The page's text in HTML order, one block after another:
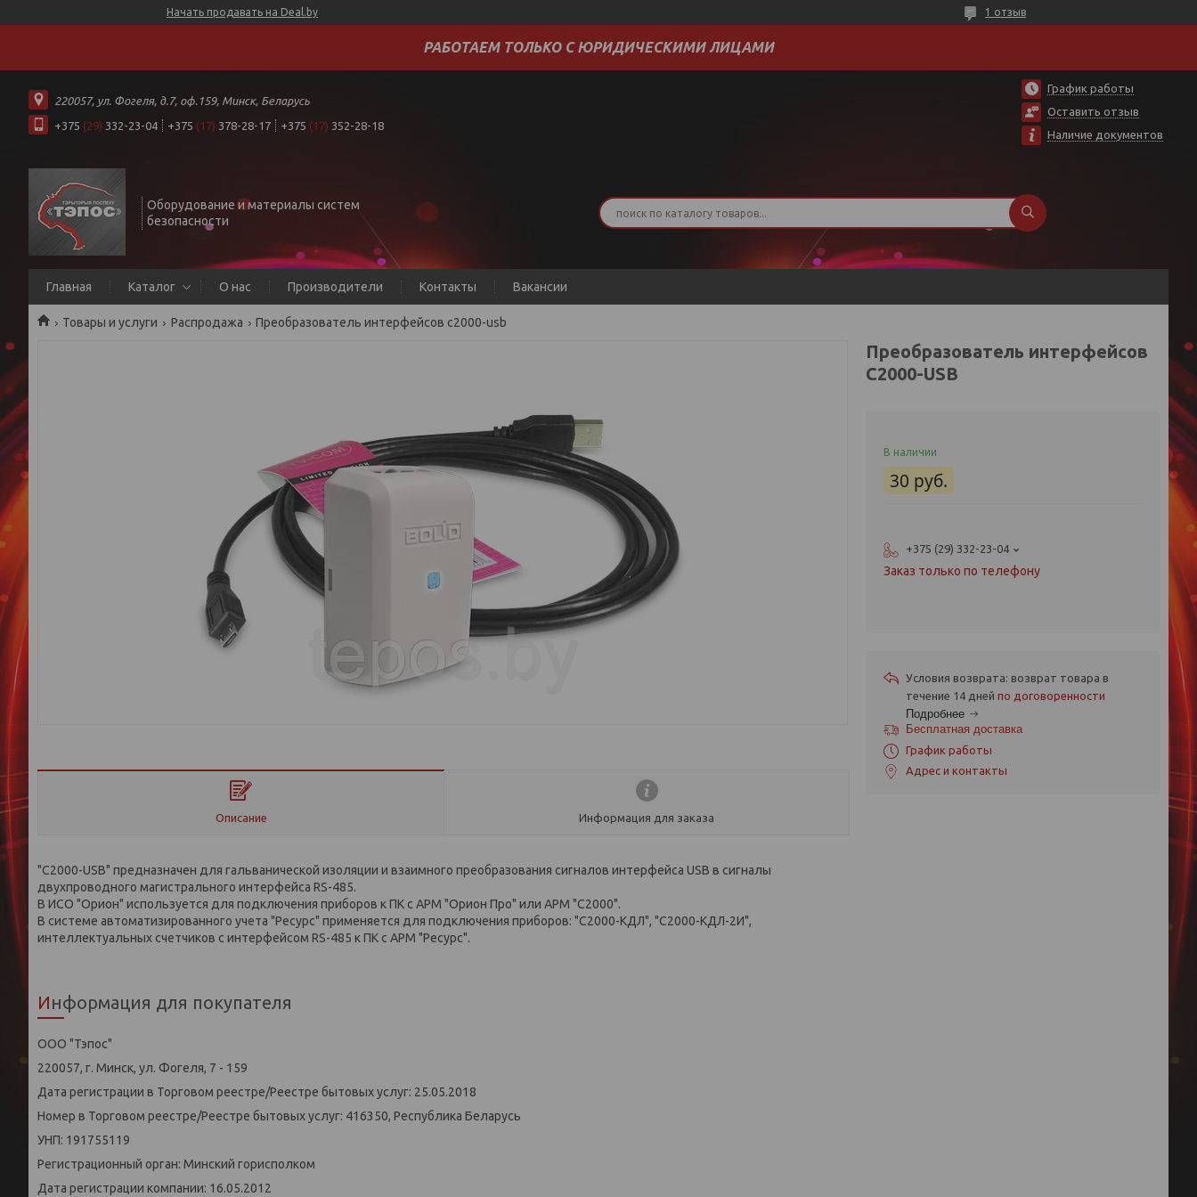
Начать продавать на Deal.by 1 отзыв
РАБОТАЕМ ТОЛЬКО С ЮРИДИЧЕСКИМИ ЛИЦАМИ
220057, ул. Фогеля, д.7, оф.159, Минск, Беларусь
+375 (29) 332-23-04 +375 (17) 378-28-17 +375 (17) 352-28-18
График работы
Оставить отзыв
Наличие документов
Оборудование и материалы систем
безопасности
Главная Каталог О нас Производители Контакты Вакансии
Товары и услуги Распродажа Преобразователь интерфейсов с2000-usb
Описание Информация для заказа
"С2000-USB" предназначен для гальванической изоляции и взаимного преобразования сигналов интерфейса USB в сигналы
двухпроводного магистрального интерфейса RS-485.
В ИСО "Орион" используется для подключения приборов к ПК с АРМ "Орион Про" или АРМ "С2000".
В системе автоматизированного учета "Ресурс" применяется для подключения приборов: "С2000-КДЛ", "С2000-КДЛ-2И",
интеллектуальных счетчиков с интерфейсом RS-485 к ПК с АРМ "Ресурс".
Информация для покупателя
ООО "Тэпос"
220057, г. Минск, ул. Фогеля, 7 - 159
Дата регистрации в Торговом реестре/Реестре бытовых услуг: 25.05.2018
Номер в Торговом реестре/Реестре бытовых услуг: 416350, Республика Беларусь
УНП: 191755119
Регистрационный орган: Минский горисполком
Дата регистрации компании: 16.05.2012
Преобразователь интерфейсов
С2000-USB
В наличии
30 руб.
+375 (29) 332-23-04
Заказ только по телефону
возврат товара в
течение 14 дней по договоренности
Подробнее
Бесплатная доставка
График работы
Адрес и контакты